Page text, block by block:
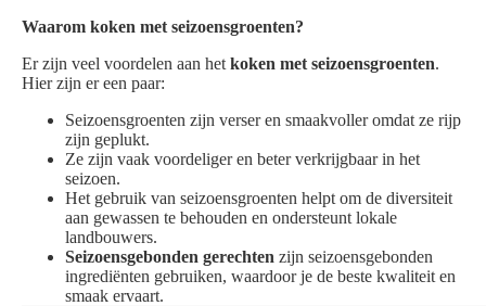
Waarom koken met seizoensgroenten?
Er zijn veel voordelen aan het koken met seizoensgroenten.
Hier zijn er een paar:
Seizoensgroenten zijn verser en smaakvoller omdat ze rijp
zijn geplukt.
Ze zijn vaak voordeliger en beter verkrijgbaar in het
seizoen.
Het gebruik van seizoensgroenten helpt om de diversiteit
aan gewassen te behouden en ondersteunt lokale
landbouwers.
Seizoensgebonden gerechten zijn seizoensgebonden
ingrediënten gebruiken, waardoor je de beste kwaliteit en
smaak ervaart.